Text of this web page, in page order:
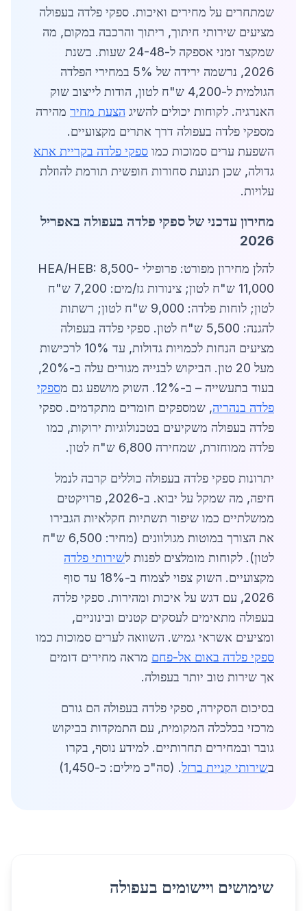
שמתחרים על מחירים ואיכות. ספקי פלדה בעפולה
מציעים שירותי חיתוך, ריתוך והרכבה במקום, מה
שמקצר זמני אספקה ל-24-48 שעות. בשנת
2026, נרשמה ירידה של 5% במחירי הפלדה
הגולמית ל-4,200 ש"ח לטון, הודות לייצוב שוק
האנרגיה. לקוחות יכולים להשיג הצעת מחיר מהירה
מספקי פלדה בעפולה דרך אתרים מקצועיים.
השפעת ערים סמוכות כמו ספקי פלדה בקריית אתא
גדולה, שכן תנועת סחורות חופשית תורמת להוזלת
עלויות.
מחירון עדכני של ספקי פלדה בעפולה באפריל
2026
להלן מחירון מפורט: פרופילי HEA/HEB: 8,500-
11,000 ש"ח לטון; צינורות גז/מים: 7,200 ש"ח
לטון; לוחות פלדה: 9,000 ש"ח לטון; רשתות
להגנה: 5,500 ש"ח לטון. ספקי פלדה בעפולה
מציעים הנחות לכמויות גדולות, עד 10% לרכישות
מעל 20 טון. הביקוש לבנייה מגורים עלה ב-20%,
בעוד בתעשייה – ב-12%. השוק מושפע גם מ
ספקי
פלדה בנהריה, שמספקים חומרים מתקדמים. ספקי
פלדה בעפולה משקיעים בטכנולוגיות ירוקות, כמו
פלדה ממוחזרת, שמחירה 6,800 ש"ח לטון.
יתרונות ספקי פלדה בעפולה כוללים קרבה לנמל
חיפה, מה שמקל על יבוא. ב-2026, פרויקטים
ממשלתיים כמו שיפור תשתיות חקלאיות הגבירו
את הצורך במוטות מגולוונים (מחיר: 6,500 ש"ח
לטון). לקוחות מומלצים לפנות לשירותי פלדה
מקצועיים. השוק צפוי לצמוח ב-18% עד סוף
2026, עם דגש על איכות ומהירות. ספקי פלדה
בעפולה מתאימים לעסקים קטנים ובינוניים,
ומציעים אשראי גמיש. השוואה לערים סמוכות כמו
ספקי פלדה באום אל-פחם מראה מחירים דומים
אך שירות טוב יותר בעפולה.
בסיכום הסקירה, ספקי פלדה בעפולה הם גורם
מרכזי בכלכלה המקומית, עם התמקדות בביקוש
גובר ובמחירים תחרותיים. למידע נוסף, בקרו
בשירותי קניית ברזל. (סה"כ מילים: כ-1,450)
שימושים ויישומים בעפולה